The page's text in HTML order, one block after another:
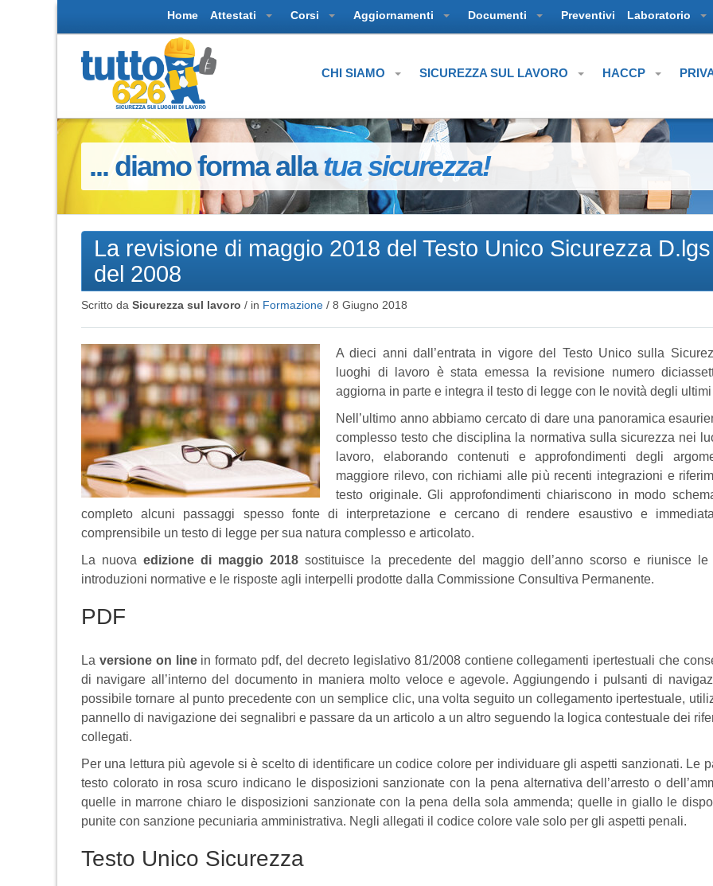
Home Attestati Corsi Aggiornamenti Documenti Preventivi Laboratorio
CHI SIAMO SICUREZZA SUL LAVORO HACCP
... diamo forma allatua sicurezza!
La revisione di maggio 2018 del Testo Unico Sicurezza
del 2008
Scritto da Sicurezza sul lavoro / in Formazione / 8 Giugno 2018
A dieci anni dall’entrata in vigore del Testo Unico sulla
luoghi di lavoro è stata emessa la revisione numero
aggiorna in parte e integra il testo di legge con le novità degli
Nell’ultimo anno abbiamo cercato di dare una panoramica
complesso testo che disciplina la normativa sulla sicurezza nei
lavoro, elaborando contenuti e approfondimenti degli
maggiore rilevo, con richiami alle più recenti integrazioni e
testo originale. Gli approfondimenti chiariscono in modo
completo alcuni passaggi spesso fonte di interpretazione e cercano di rendere esaustivo e
comprensibile un testo di legge per sua natura complesso e articolato.
La nuovaedizione di maggio 2018 sostituisce la precedente del maggio dell’anno scorso e riunisce le
introduzioni normative e le risposte agli interpelli prodotte dalla Commissione Consultiva Permanente.
PDF
La versione on linein formato pdf, del decreto legislativo 81/2008 contiene collegamenti ipertestuali che
di navigare all’interno del documento in maniera molto veloce e agevole. Aggiungendo i pulsanti di
possibile tornare al punto precedente con un semplice clic, una volta seguito un collegamento ipertestuale,
pannello di navigazione dei segnalibri e passare da un articolo a un altro seguendo la logica contestuale dei
collegati.
Per una lettura più agevole si è scelto di identificare un codice colore per individuare gli aspetti sanzionati. Le
testo colorato in rosa scuro indicano le disposizioni sanzionate con la pena alternativa dell’arresto o
quelle in marrone chiaro le disposizioni sanzionate con la pena della sola ammenda; quelle in giallo le
punite con sanzione pecuniaria amministrativa. Negli allegati il codice colore vale solo per gli aspetti penali.
Testo Unico Sicurezza